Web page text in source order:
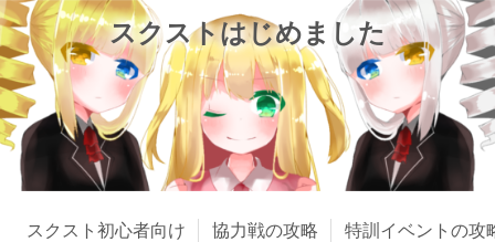
スクストはじめました
スクスト初心者向け 協力戦の攻略 特訓イベントの攻